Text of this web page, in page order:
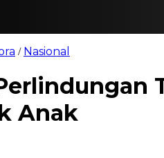
/ Nasional
Anak